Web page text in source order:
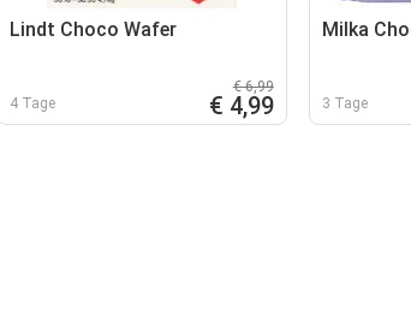
Lindt Choco Wafer
4 Tage
€ 6,99
€ 4,99
Milka
3 Tage